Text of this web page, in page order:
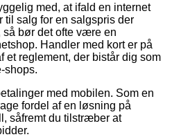
med, at ifald en internet
til salg for en salgspris der
så bør det ofte være en
Handler med kort er på
et reglement, der bistår dig som
shops.
med mobilen. Som en
fordel af en løsning på
såfremt du tilstræber at